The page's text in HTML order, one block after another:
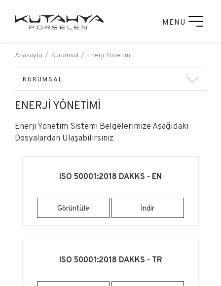
MENÜ
Anasayfa Kurumsal Enerji Yönetimi
KURUMSAL
ENERJI YÖNETIMI
Enerji Yönetim Sistemi Belgelerimize Aşağıdaki
Dosyalardan Ulaşabilirsiniz
ISO 50001:2018 DAKKS - EN
Görüntüle İndir
ISO 50001:2018 DAKKS - TR